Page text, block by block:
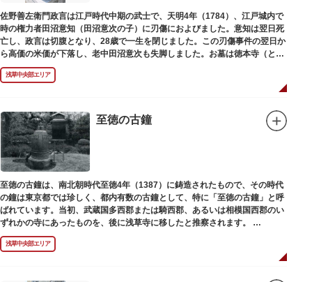
佐野善左衛門政言は江戸時代中期の武士で、天明4年（1784）、江戸城内で
時の権力者田沼意知（田沼意次の子）に刃傷におよびました。意知は翌日死
亡し、政言は切腹となり、28歳で一生を閉じました。この刃傷事件の翌日か
ら高価の米価が下落し、老中田沼意次も失脚しました。お墓は徳本寺（とく
ほんじ）境内にあります。
浅草中央部エリア
至徳の古鐘
至徳の古鐘は、南北朝時代至徳4年（1387）に鋳造されたもので、その時代
の鐘は東京都では珍しく、都内有数の古鐘として、特に「至徳の古鐘」と呼
ばれています。当初、武蔵国多西郡または騎西郡、あるいは相模国西郡のい
ずれかの寺にあったものを、後に浅草寺に移したと推察されます。
現在は、五重塔北側の絵馬堂内に保管されています。絵馬堂は通常非公開と
なっていますが、不定期で行われる「伝法院庭園拝観と絵馬展」が開催され
浅草中央部エリア